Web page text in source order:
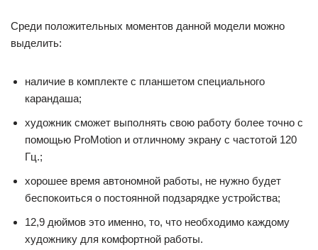
Среди положительных моментов данной модели можно
выделить:
наличие в комплекте с планшетом специального
карандаша;
художник сможет выполнять свою работу более точно с
помощью ProMotion и отличному экрану с частотой 120
Гц.;
хорошее время автономной работы, не нужно будет
беспокоиться о постоянной подзарядке устройства;
12,9 дюймов это именно, то, что необходимо каждому
художнику для комфортной работы.